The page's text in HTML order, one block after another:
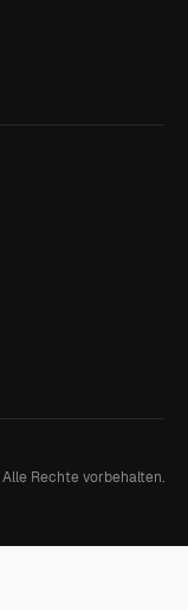
Alle Rechte vorbehalten.